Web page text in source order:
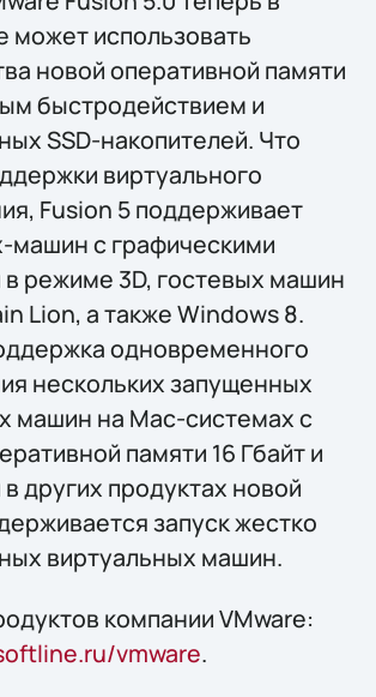
может использовать
новой оперативной памяти
быстродействием и
SSD-накопителей. Что
виртуального
Fusion 5 поддерживает
машин с графическими
режиме 3D, гостевых машин
Lion, а также Windows 8.
одновременного
нескольких запущенных
машин на Mac-системах с
памяти 16 Гбайт и
других продуктах новой
запуск жестко
виртуальных машин.
компании VMware:
vmware.